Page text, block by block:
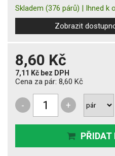
Skladem (376 párů) | Ihned k
Zobrazit
8,60 Kč
7,11 Kč bez DPH
Cena za pár: 8,60 Kč
- +
PŘIDAT